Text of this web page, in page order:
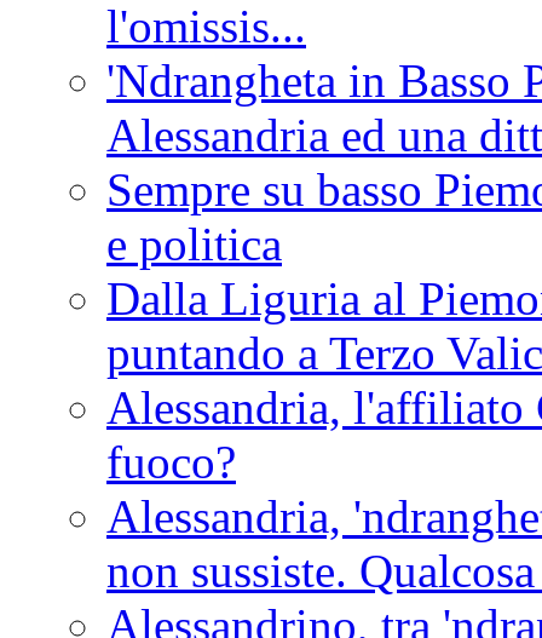
l'omissis...
'Ndrangheta in Basso
Alessandria ed una
Sempre su basso
e politica
Dalla Liguria al
puntando a Terzo
Alessandria, l'affiliato
fuoco?
Alessandria,
non sussiste.
Alessandrino, tra